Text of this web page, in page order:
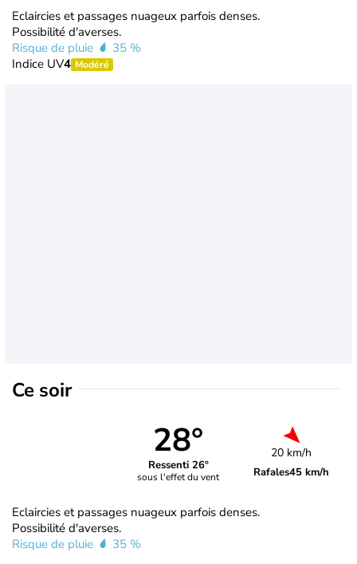
Eclaircies et passages nuageux parfois denses.
Possibilité d'averses.
Risque de pluie
35 %
Indice UV4 Modéré
Ce soir
28°
Ressenti 26°
sous l'effet du vent
20 km/h
Rafales45 km/h
Eclaircies et passages nuageux parfois denses.
Possibilité d'averses.
Risque de pluie
35 %